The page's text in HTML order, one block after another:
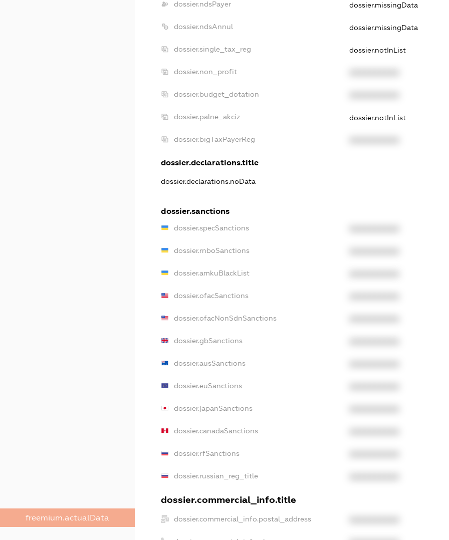
freemium.actualData
dossier.ndsPayer dossier.missingData
dossier.ndsAnnul dossier.missingData
dossier.single_tax_reg dossier.notInList
dossier.non_profit
dossier.budget_dotation
dossier.palne_akciz dossier.notInList
dossier.bigTaxPayerReg
dossier.declarations.title
dossier.declarations.noData
dossier.sanctions
dossier.specSanctions
dossier.rnboSanctions
dossier.amkuBlackList
dossier.ofacSanctions
dossier.ofacNonSdnSanctions
dossier.gbSanctions
dossier.ausSanctions
dossier.euSanctions
dossier.japanSanctions
dossier.canadaSanctions
dossier.rfSanctions
dossier.russian_reg_title
dossier.commercial_info.title
dossier.commercial_info.postal_address